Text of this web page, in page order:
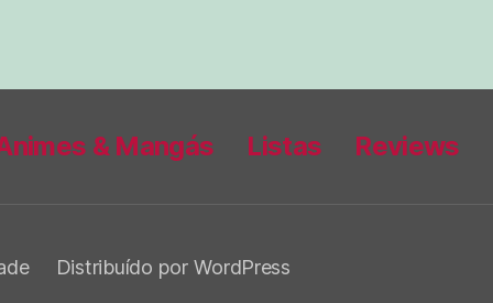
& Mangás Listas Reviews
Distribuído por WordPress